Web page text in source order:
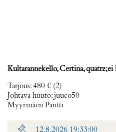
Kultarannekello, Certina, quatrz;ei
Tarjous:480 € (2)
Johtava huuto:juuco50
Myyrmäen Pantti
12.8.2026 19:33:00